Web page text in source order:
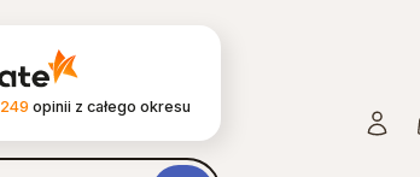
249 opinii z całego okresu